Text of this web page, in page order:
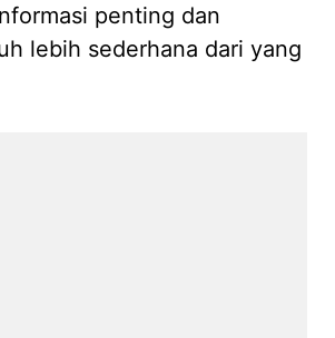
penting dan
lebih sederhana dari yang